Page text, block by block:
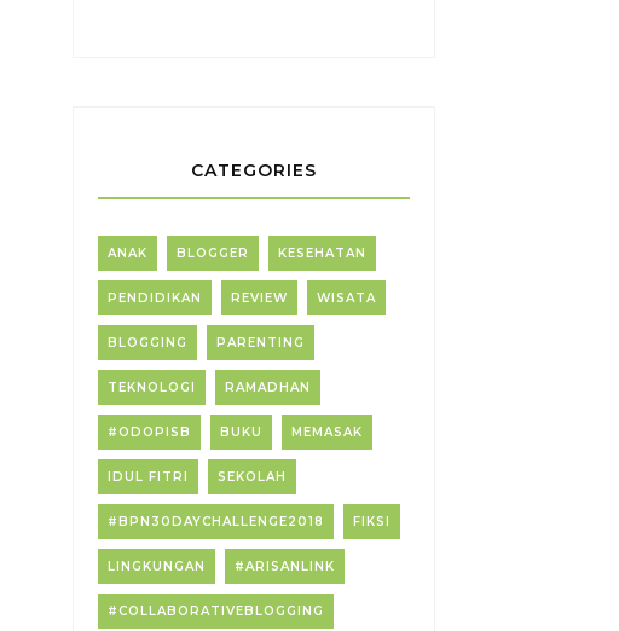
CATEGORIES
ANAK BLOGGER KESEHATAN
PENDIDIKAN REVIEW WISATA
BLOGGING PARENTING
TEKNOLOGI RAMADHAN
#ODOPISB BUKU MEMASAK
IDUL FITRI SEKOLAH
#BPN30DAYCHALLENGE2018 FIKSI
LINGKUNGAN #ARISANLINK
#COLLABORATIVEBLOGGING